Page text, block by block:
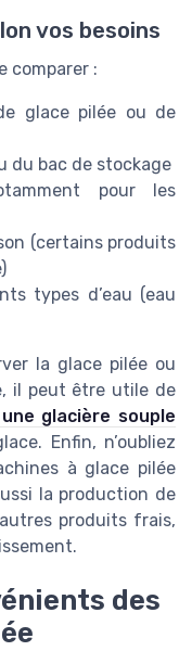
vos besoins
comparer :
glace pilée ou de
du bac de stockage
pour les
(certains produits
types d’eau (eau
la glace pilée ou
il peut être utile de
glacière souple
Enfin, n’oubliez
à glace pilée
la production de
produits frais,
des